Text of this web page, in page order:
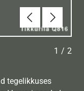
Eelmine
1 / 2
tegelikkuses